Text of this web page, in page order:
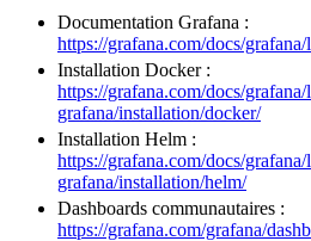
Documentation Grafana :
https://grafana.com/docs/grafana/
Installation Docker :
https://grafana.com/docs/grafana/
grafana/installation/docker/
Installation Helm :
https://grafana.com/docs/grafana/
grafana/installation/helm/
Dashboards communautaires :
https://grafana.com/grafana/